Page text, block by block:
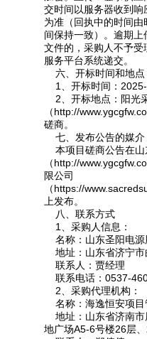
交时间以服务器收到
为准（回执中的时间
间保持一致）。逾期
文件的，采购人不予
服务平台系统递交。
六、开标时间和地点
1、开标时间：
2、开标地点：阳光
（http://
磋商。
七、发布公告的媒介
本项目磋商公告在山
（http://
限公司
（https://
上发布。
八、联系方式
1、采购人信息：
名称：山东圣阳电源
地址：山东省济宁市
联系人：贾经理
联系电话：0537-
2、采购代理机构：
名称：海逸恒安项目
地址：山东省济南市
地广场A5-6号楼26层